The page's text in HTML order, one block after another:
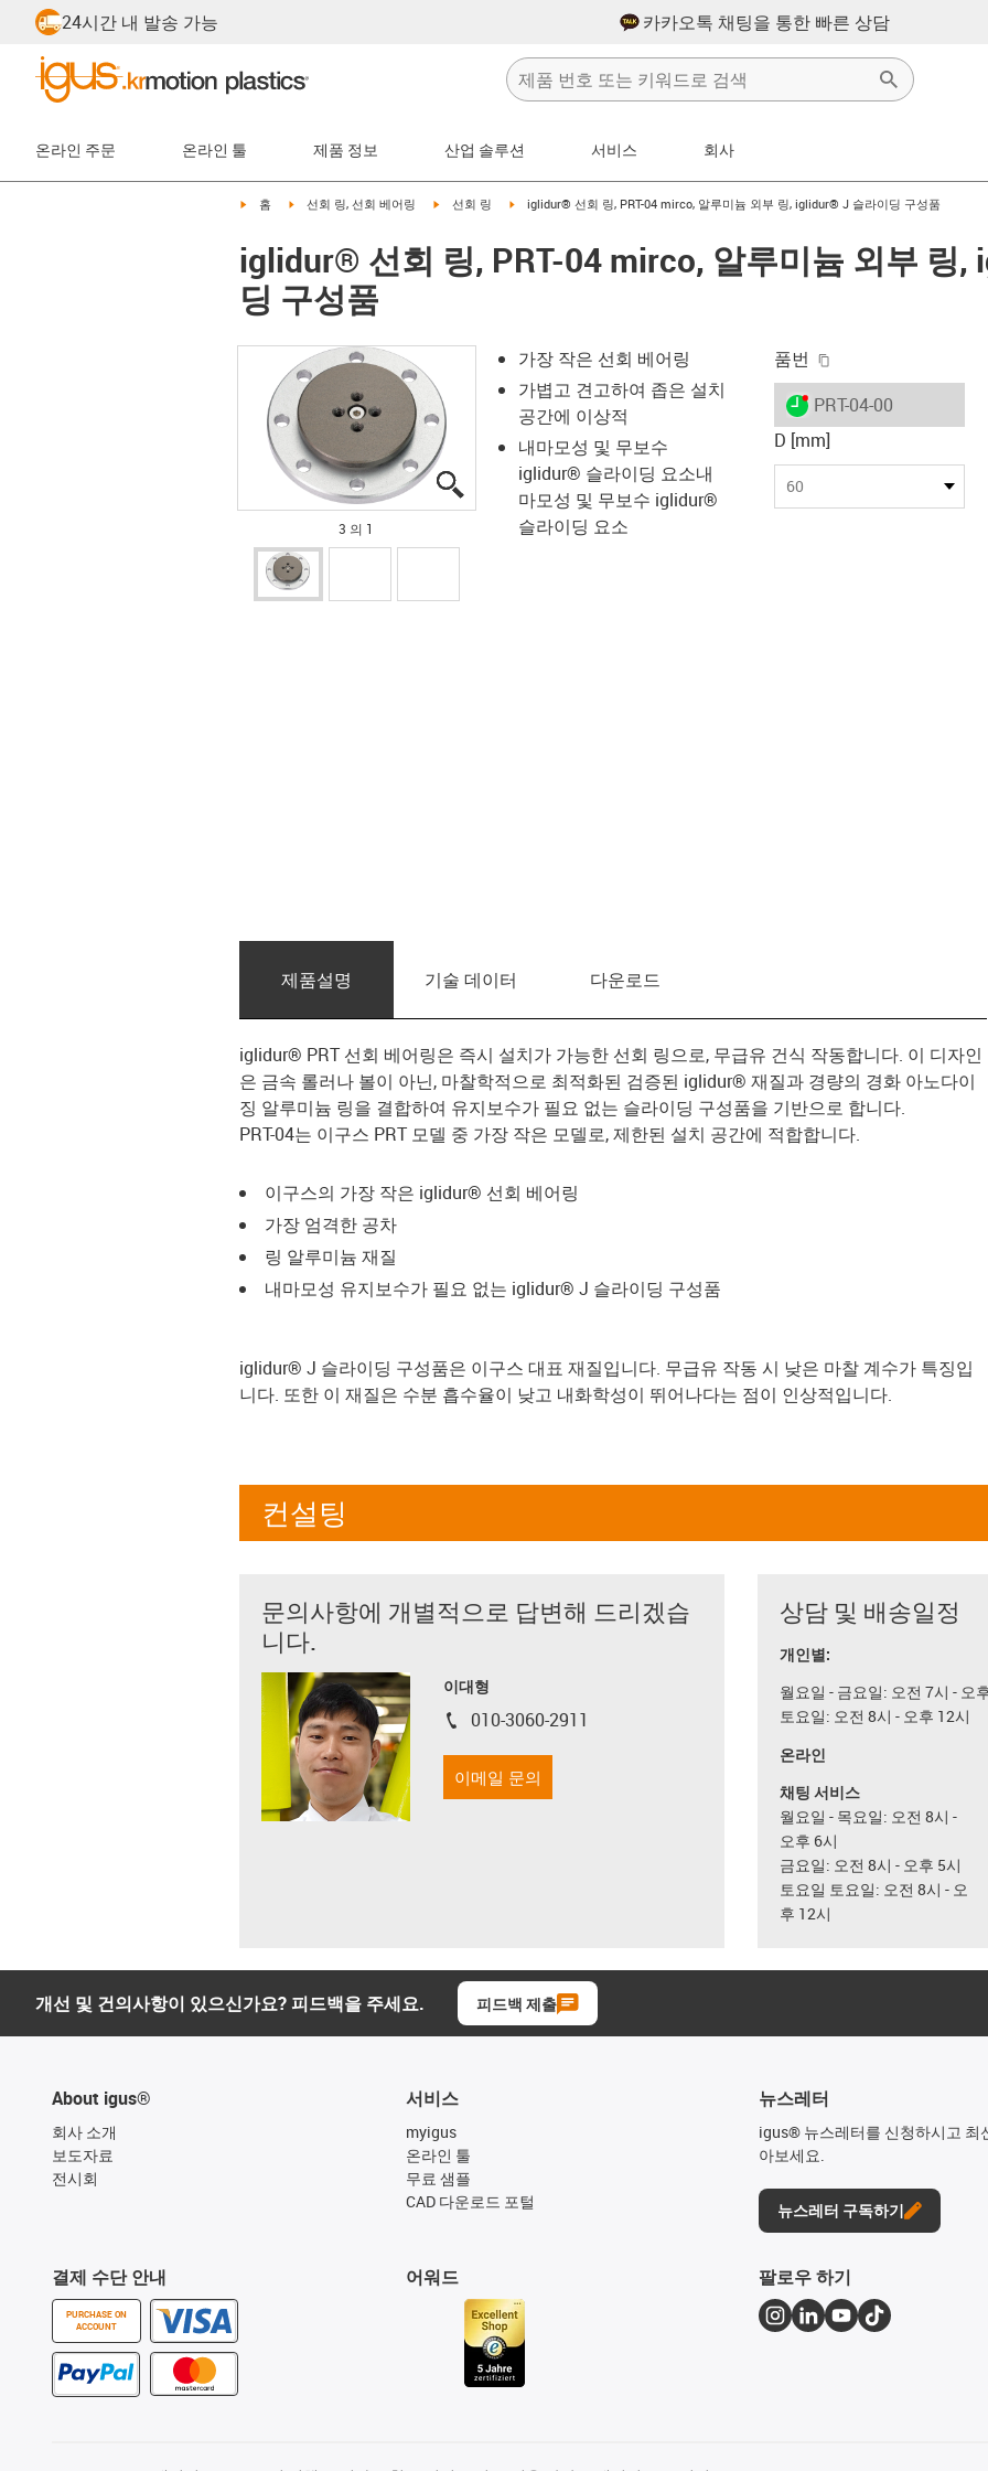
24시간 내 발송 가능 카카오톡 채팅을 통한 빠른 상담
온라인 주문 온라인 툴 제품 정보 산업 솔루션 서비스 회사
igus-icon-arrow-right
홈 igus-icon-arrow-right
선회 링, 선회 베어링 igus-icon-arrow-right
선회 링 igus-icon-arrow-right
iglidur® 선회 링, PRT-04 mirco, 알루미늄 외부 링, iglidur® J 슬라이딩 구성품
iglidur® 선회 링, PRT-04 mirco, 알루미늄 외부 링
딩 구성품
igus-icon-lupe
igus-icon-lupe
igus-icon-lupe
3 의 1
가장 작은 선회 베어링
가볍고 견고하여 좁은 설치
공간에 이상적
내마모성 및 무보수
iglidur® 슬라이딩 요소내
마모성 및 무보수 iglidur®
슬라이딩 요소
품번
igus-icon-lieferzeit-dot
PRT-04-00
D [mm]
60
제품­설명 기술 데이터 다운로드
iglidur® PRT 선회 베어링은 즉시 설치가 가능한 선회 링으로, 무급유 건식 작동합니다. 이 디자인
은 금속 롤러나 볼이 아닌, 마찰학적으로 최적화된 검증된 iglidur® 재질과 경량의 경화 아노다이
징 알루미늄 링을 결합하여 유지보수가 필요 없는 슬라이딩 구성품을 기반으로 합니다.
PRT-04는 이구스 PRT 모델 중 가장 작은 모델로, 제한된 설치 공간에 적합합니다.
이구스의 가장 작은 iglidur® 선회 베어링
가장 엄격한 공차
링 알루미늄 재질
내마모성 유지보수가 필요 없는 iglidur® J 슬라이딩 구성품
iglidur® J 슬라이딩 구성품은 이구스 대표 재질입니다. 무급유 작동 시 낮은 마찰 계수가 특징입
니다. 또한 이 재질은 수분 흡수율이 낮고 내화학성이 뛰어나다는 점이 인상적입니다.
컨설팅
문의사항에 개별적으로 답변해 드리겠습
니다.
이대형
igus-icon-phone
010-3060-2911
이메일 문의
상담 및 배송일정
개인별:
월요일 - 금요일: 오전 7시 - 오
토요일: 오전 8시 - 오후 12시
온라인
채팅 서비스
월요일 - 목요일: 오전 8시 -
오후 6시
금요일: 오전 8시 - 오후 5시
토요일 토요일: 오전 8시 - 오
후 12시
개선 및 건의사항이 있으신가요? 피드백을 주세요. 피드백 제출
About igus®
회사 소개
보도자료
전시회
결제 수단 안내
PURCHASE ON
ACCOUNT
서비스
myigus
온라인 툴
무료 샘플
CAD 다운로드 포털
어워드
뉴스레터
igus® 뉴스레터를 신청하시고 최
아보세요.
뉴스레터 구독하기
팔로우 하기